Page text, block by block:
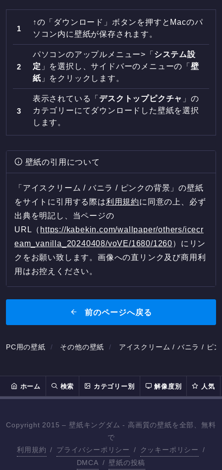
↑の「ダウンロード」ボタンを押すとMacのパ
ソコン内に壁紙が保存されます。
パソコンのアップルメニュー>「 システム設
定 」を選択し、サイドバーのメニューの「壁
紙 」をクリックします。
表示されている「 デスクトップピクチャ 」の
カテゴリーにてダウンロードした壁紙を選択
します。
壁紙の引用について
「アイスクリーム / バニラ / ピンクの背景」の壁紙
をサイトに引用する際は利用規約に同意の上、必ず
出典を明記し、当ページの
URL（ https://kabekin.com/wallpaper/others/icecr
eam_vanilla_20240408/voVE/1680/1260）にリン
クをお願い致します。画像への直リンク及び商用利
用はお控えください。
前のページへ戻る
PC用の壁紙 その他の壁紙 アイスクリーム / バニラ / ピ
ホーム 検索 カテゴリー別 解像度別 人気
Copyright 2015 – 壁紙キングダム - 高画質の壁紙を全部、無料
で
利用規約 / プライバシーポリシー / クッキーポリシー
/
DMCA / 壁紙の投稿